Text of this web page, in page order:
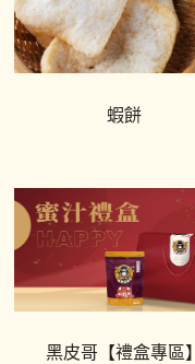
蝦餅
黑皮哥【禮盒專區】